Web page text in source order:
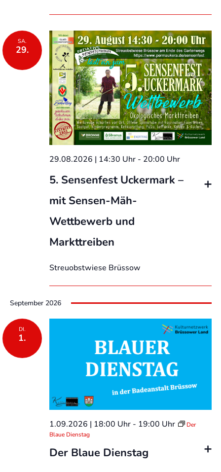
SA.
29.
5. Sensenfest Uckermark –
mit Sensen-Mäh-
Wettbewerb und
Markttreiben
29.08.2026 | 14:30 Uhr- 20:00 Uhr
Streuobstwiese Brüssow
September 2026
DI.
1.
Der Blaue Dienstag
1.09.2026 | 18:00 Uhr- 19:00 Uhr
Der
Blaue Dienstag